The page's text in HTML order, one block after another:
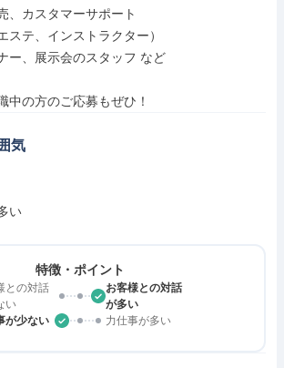
、カスタマーサポート
ステ、インストラクター）
ー、展示会のスタッフ など
中の方のご応募もぜひ！
気
い
特徴・ポイント
との対話
い
お客様との対話
が多い
が少ない
力仕事が多い